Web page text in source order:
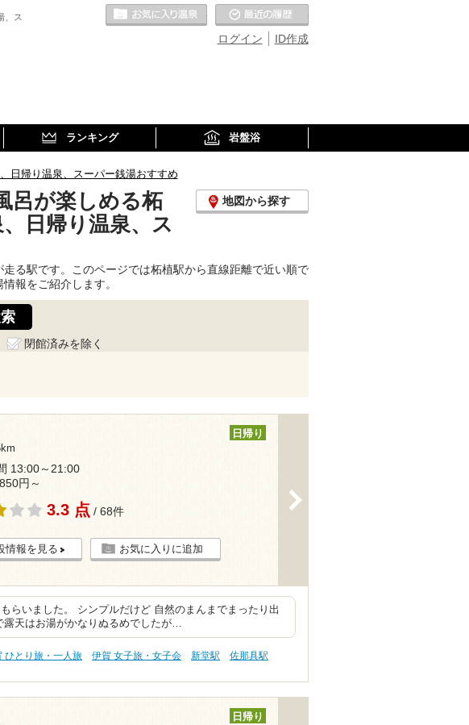
、ス
ID作成
ログイン
お気に入りの温泉
ランキング 岩盤浴
日帰り温泉、スーパー銭湯おすすめ
呂が楽しめる柘
日帰り温泉、ス
地図から探す
る駅です。このページでは柘植駅から直線距離で近い順で
報をご紹介します。
閉館済みを除く
日帰り
13:00～21:00
円～
3.3 点 / 68件
情報を見る お気に入りに追加
らいました。 シンプルだけど 自然のまんまでまったり出
露天はお湯がかなりぬるめでしたが…
ひとり旅・一人旅 伊賀 女子旅・女子会 新堂駅
佐那具駅
日帰り